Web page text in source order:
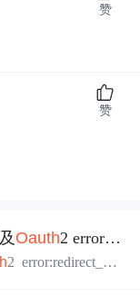
赞
赞
Oauth2 error:redirect_uri_mismatch的解决方法
2 error:redirect_uri